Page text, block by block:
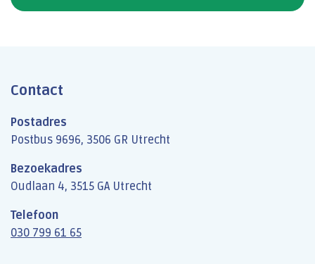
Contact
Postadres
Postbus 9696, 3506 GR Utrecht
Bezoekadres
Oudlaan 4, 3515 GA Utrecht
Telefoon
030 799 61 65